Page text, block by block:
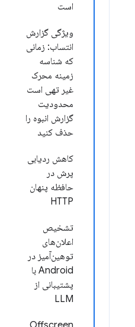
است
ویژگی گزارش
انتساب: زمانی
که شناسه
زمینه محرک
غیر تهی است
محدودیت
گزارش انبوه را
حذف کنید
کاهش ردیابی
پرش در
حافظه پنهان
HTTP
تشخیص
اعلان‌های
توهین‌آمیز در
Android با
پشتیبانی از
LLM